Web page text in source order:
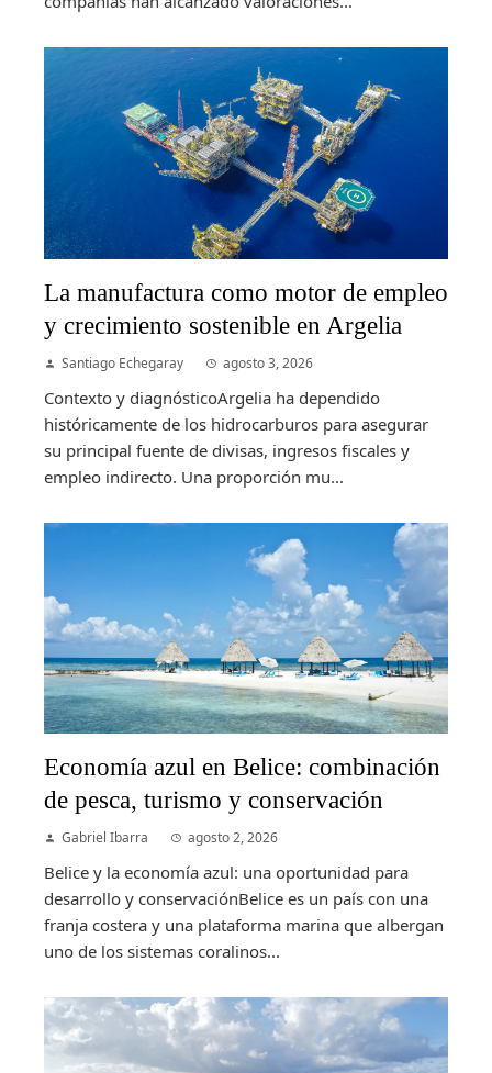
La manufactura como motor de empleo
y crecimiento sostenible en Argelia
Santiago Echegaray agosto 3, 2026
Contexto y diagnósticoArgelia ha dependido
históricamente de los hidrocarburos para asegurar
su principal fuente de divisas, ingresos fiscales y
empleo indirecto. Una proporción mu...
Economía azul en Belice: combinación
de pesca, turismo y conservación
Gabriel Ibarra agosto 2, 2026
Belice y la economía azul: una oportunidad para
desarrollo y conservaciónBelice es un país con una
franja costera y una plataforma marina que albergan
uno de los sistemas coralinos...